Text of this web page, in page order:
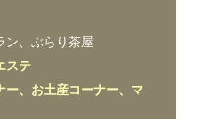
、ぶらり茶屋
ステ
ー、お土産コーナー、マ